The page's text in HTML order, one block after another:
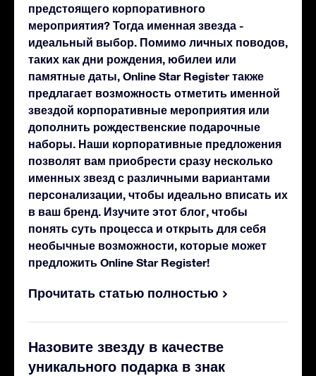
предстоящего корпоративного
мероприятия? Тогда именная звезда -
идеальный выбор. Помимо личных поводов,
таких как дни рождения, юбилеи или
памятные даты, Online Star Register также
предлагает возможность отметить именной
звездой корпоративные мероприятия или
дополнить рождественские подарочные
наборы. Наши корпоративные предложения
позволят вам приобрести сразу несколько
именных звезд с различными вариантами
персонализации, чтобы идеально вписать их
в ваш бренд. Изучите этот блог, чтобы
понять суть процесса и открыть для себя
необычные возможности, которые может
предложить Online Star Register!
Прочитать статью полностью
Назовите звезду в качестве
уникального подарка в знак